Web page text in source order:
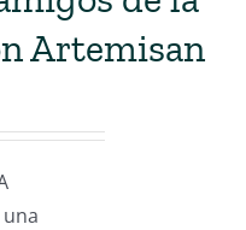
Artemisan
una